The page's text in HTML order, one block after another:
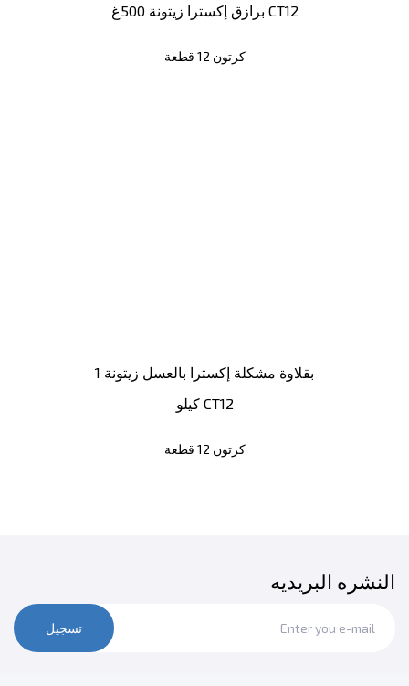
برازق إكسترا زيتونة 500غ CT12
كرتون 12 قطعة
بقلاوة مشكلة إكسترا بالعسل زيتونة 1
كيلو CT12
كرتون 12 قطعة
النشره البريديه
تسجيل